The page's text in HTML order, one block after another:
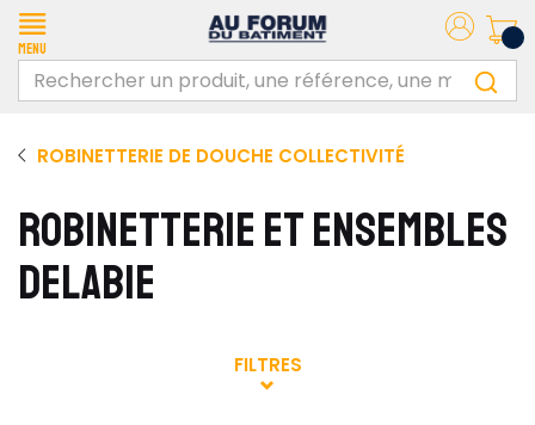
Menu
ROBINETTERIE DE DOUCHE COLLECTIVITÉ
ROBINETTERIE ET ENSEMBLES
DELABIE
FILTRES